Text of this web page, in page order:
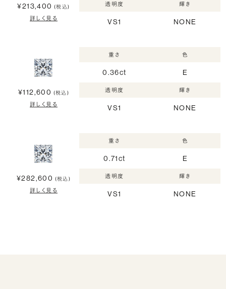
¥213,400 (税込)
詳しく見る
透明度
VS1
輝き
NONE
¥112,600 (税込)
詳しく見る
重さ
0.36ct
色
E
透明度
VS1
輝き
NONE
¥282,600 (税込)
詳しく見る
重さ
0.71ct
色
E
透明度
VS1
輝き
NONE